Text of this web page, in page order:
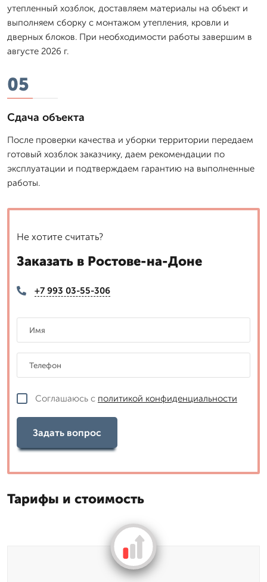
утепленный хозблок, доставляем материалы на объект и
выполняем сборку с монтажом утепления, кровли и
дверных блоков. При необходимости работы завершим в
августе 2026 г.
05
Сдача объекта
После проверки качества и уборки территории передаем
готовый хозблок заказчику, даем рекомендации по
эксплуатации и подтверждаем гарантию на выполненные
работы.
Не хотите считать?
Заказать в Ростове-на-Доне
+7 993 03-55-306
Соглашаюсь с политикой конфиденциальности
Задать вопрос
Тарифы и стоимость